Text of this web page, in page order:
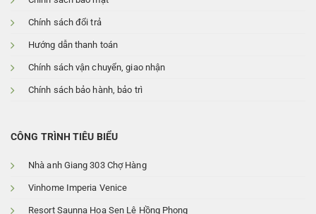
Chính sách đổi trả
Hướng dẫn thanh toán
Chính sách vận chuyển, giao nhận
Chính sách bảo hành, bảo trì
CÔNG TRÌNH TIÊU BIỂU
Nhà anh Giang 303 Chợ Hàng
Vinhome Imperia Venice
Resort Saunna Hoa Sen Lê Hồng Phong